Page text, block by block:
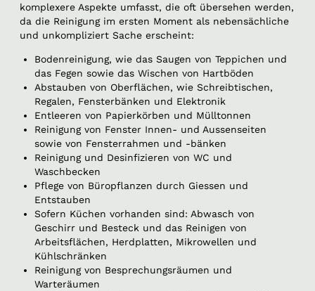
komplexere Aspekte umfasst, die oft übersehen werden,
da die Reinigung im ersten Moment als nebensächliche
und unkompliziert Sache erscheint:
Bodenreinigung, wie das Saugen von Teppichen und
das Fegen sowie das Wischen von Hartböden
Abstauben von Oberflächen, wie Schreibtischen,
Regalen, Fensterbänken und Elektronik
Entleeren von Papierkörben und Mülltonnen
Reinigung von Fenster Innen- und Aussenseiten
sowie von Fensterrahmen und -bänken
Reinigung und Desinfizieren von WC und
Waschbecken
Pflege von Büropflanzen durch Giessen und
Entstauben
Sofern Küchen vorhanden sind: Abwasch von
Geschirr und Besteck und das Reinigen von
Arbeitsflächen, Herdplatten, Mikrowellen und
Kühlschränken
Reinigung von Besprechungsräumen und
Warteräumen